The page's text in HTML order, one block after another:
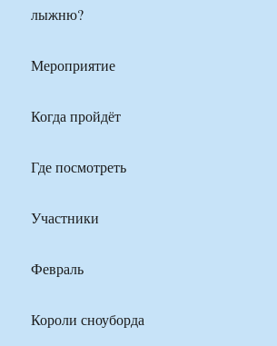
лыжню?
Мероприятие
Когда пройдёт
Где посмотреть
Участники
Февраль
Короли сноуборда